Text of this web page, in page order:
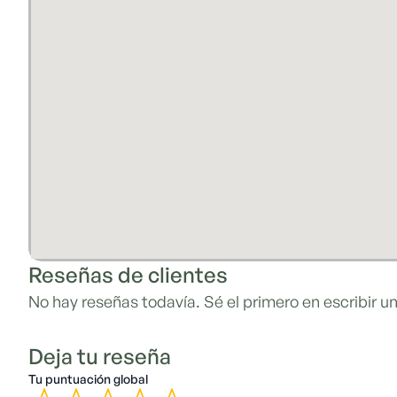
Reseñas de clientes
No hay reseñas todavía. Sé el primero en escribir
Deja tu reseña
Tu puntuación global